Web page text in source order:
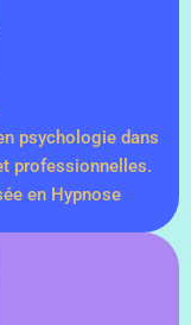
psychologie dans
professionnelles.
en Hypnose